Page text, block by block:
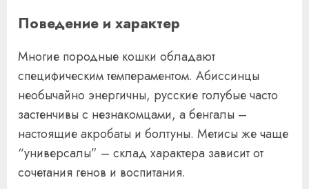
Поведение и характер
Многие породные кошки обладают
специфическим темпераментом. Абиссинцы
необычайно энергичны, русские голубые часто
застенчивы с незнакомцами, а бенгалы –
настоящие акробаты и болтуны. Метисы же чаще
“универсалы” – склад характера зависит от
сочетания генов и воспитания.